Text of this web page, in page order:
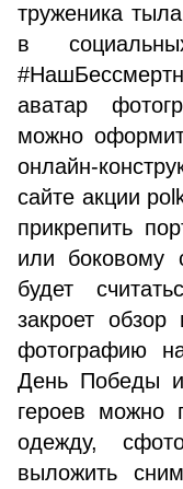
труженика
в
аватар
можно
онлайн-
сайте акции
прикрепить
или боковому
будет
закроет
фотографию
День Победы
героев можно
одежду,
выложить